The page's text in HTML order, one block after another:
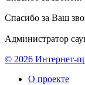
Спасибо за Ваш
Администратор
© 2026 Интернет-
О проекте